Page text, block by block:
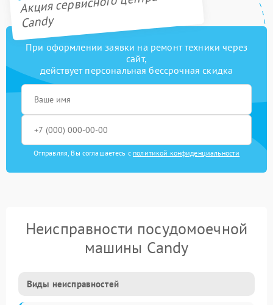
Candy
При оформлении заявки на ремонт техники через
сайт,
действует персональная бессрочная скидка
Отправляя, Вы соглашаетесь с политикой конфиденциальности
Неисправности посудомоечной
машины Candy
Виды неисправностей